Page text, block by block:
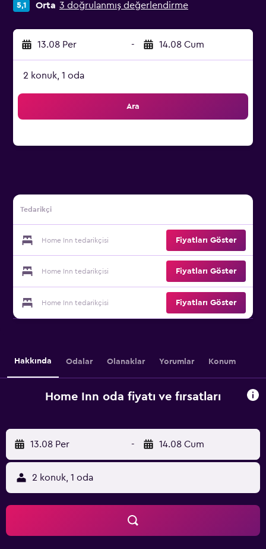
5,1 Orta 3 doğrulanmış değerlendirme
13.08 Per - 14.08 Cum
2 konuk, 1 oda
Ara
Tedarikçi
Home Inn tedarikçisi Fiyatları Göster
Home Inn tedarikçisi Fiyatları Göster
Home Inn tedarikçisi Fiyatları Göster
Hakkında Odalar Olanaklar Yorumlar Konum
Home Inn oda fiyatı ve fırsatları
13.08 Per - 14.08 Cum
2 konuk, 1 oda